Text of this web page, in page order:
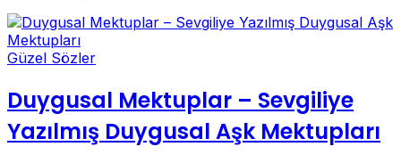
Güzel Sözler
Duygusal Mektuplar – Sevgiliye
Yazılmış Duygusal Aşk Mektupları